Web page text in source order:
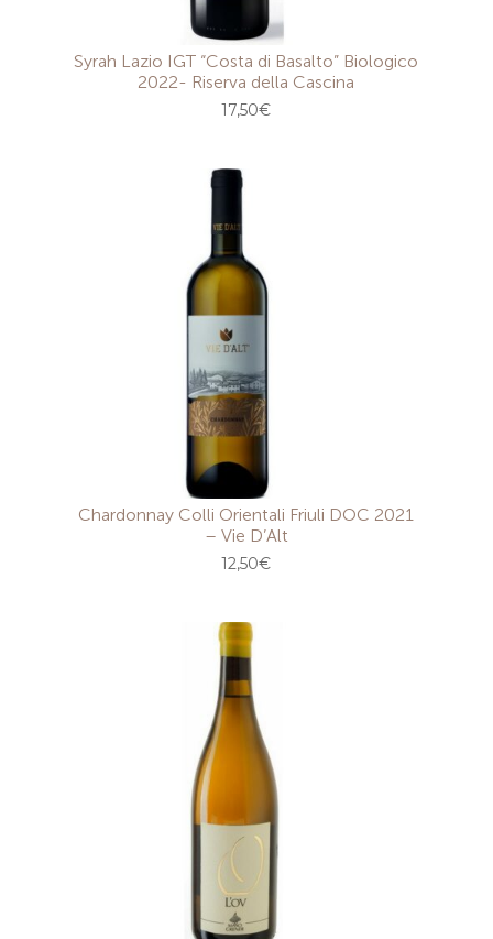
Syrah Lazio IGT “Costa di Basalto” Biologico
2022- Riserva della Cascina
17,50€
Chardonnay Colli Orientali Friuli DOC 2021
– Vie D’Alt
12,50€